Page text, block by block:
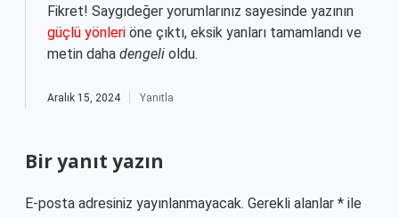
Fikret! Saygıdeğer yorumlarınız sayesinde yazının
güçlü yönleri öne çıktı, eksik yanları tamamlandı ve
metin daha dengeli oldu.
Aralık 15, 2024 Yanıtla
Bir yanıt yazın
E-posta adresiniz yayınlanmayacak. Gerekli alanlar * ile